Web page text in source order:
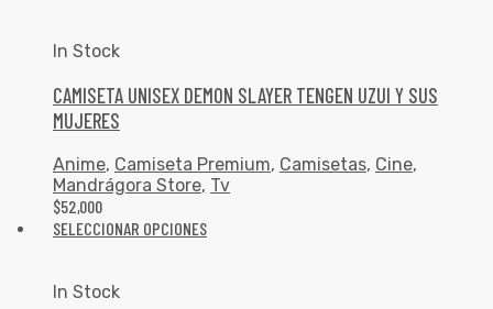
In Stock
CAMISETA UNISEX DEMON SLAYER TENGEN UZUI Y SUS
MUJERES
Anime, Camiseta Premium, Camisetas, Cine,
Mandrágora Store, Tv
$52,000
SELECCIONAR OPCIONES
In Stock